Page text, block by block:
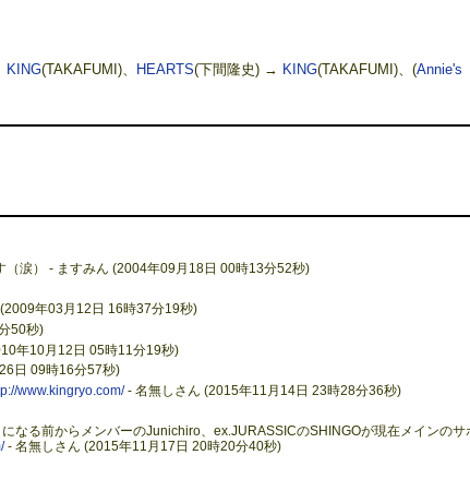
KING(TAKAFUMI)、 HEARTS(下間隆史) → KING(TAKAFUMI)、(Annie's
涙） - ますみん (2004年09月18日 00時13分52秒)
年03月12日 16時37分19秒)
50秒)
年10月12日 05時11分19秒)
日 09時16分57秒)
www.kingryo.com/- 名無しさん (2015年11月14日 23時28分36秒)
なる前からメンバーのJunichiro、ex.JURASSICのSHINGOが現在メインのサ
- 名無しさん (2015年11月17日 20時20分40秒)